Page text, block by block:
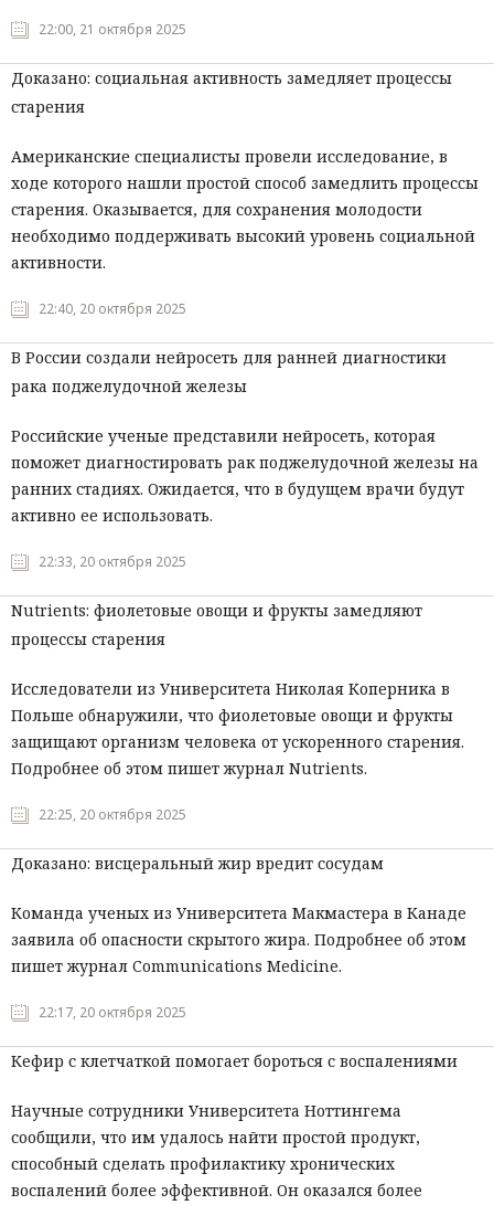
22:00, 21 октября 2025
Доказано: социальная активность замедляет процессы
старения
Американские специалисты провели исследование, в
ходе которого нашли простой способ замедлить процессы
старения. Оказывается, для сохранения молодости
необходимо поддерживать высокий уровень социальной
активности.
22:40, 20 октября 2025
В России создали нейросеть для ранней диагностики
рака поджелудочной железы
Российские ученые представили нейросеть, которая
поможет диагностировать рак поджелудочной железы на
ранних стадиях. Ожидается, что в будущем врачи будут
активно ее использовать.
22:33, 20 октября 2025
Nutrients: фиолетовые овощи и фрукты замедляют
процессы старения
Исследователи из Университета Николая Коперника в
Польше обнаружили, что фиолетовые овощи и фрукты
защищают организм человека от ускоренного старения.
Подробнее об этом пишет журнал Nutrients.
22:25, 20 октября 2025
Доказано: висцеральный жир вредит сосудам
Команда ученых из Университета Макмастера в Канаде
заявила об опасности скрытого жира. Подробнее об этом
пишет журнал Communications Medicine.
22:17, 20 октября 2025
Кефир с клетчаткой помогает бороться с воспалениями
Научные сотрудники Университета Ноттингема
сообщили, что им удалось найти простой продукт,
способный сделать профилактику хронических
воспалений более эффективной. Он оказался более